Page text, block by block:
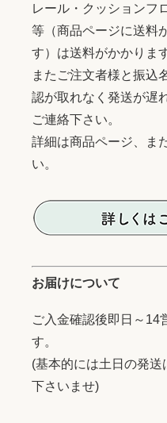
レール・クッションフ
等（商品ページに送料
す）は送料がかかりま
またご注文者様と振込
認が取れなく発送が遅
ご連絡下さい。
詳細は商品ページ、ま
い。
お届けについて
ご入金確認後即日～14
す。
(基本的には土日の発
下さいませ)